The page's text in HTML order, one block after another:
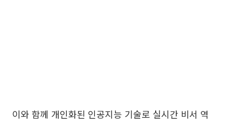
이와 함께 개인화된 인공지능 기술로 실시간 비서 역